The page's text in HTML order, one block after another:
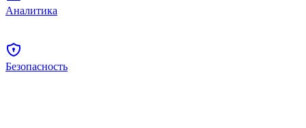
Аналитика
Безопасность